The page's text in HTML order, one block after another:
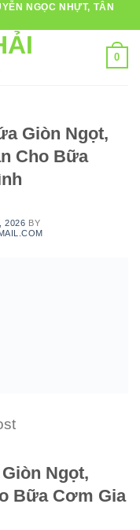
NGỌC NHỰT, TÂN
0
Giòn Ngọt,
Cho Bữa
2026 BY
Ngọt,
Bữa Cơm Gia